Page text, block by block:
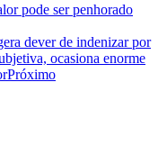
pode ser penhorado
dever de indenizar por
ocasiona enorme
Próximo